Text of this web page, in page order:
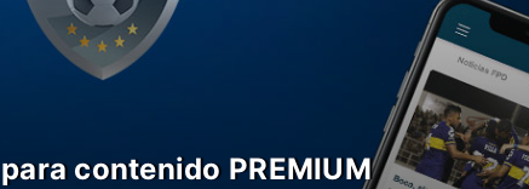
contenido PREMIUM